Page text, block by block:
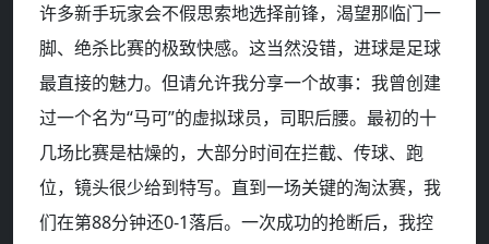
许多新手玩家会不假思索地选择前锋，渴望那临门一
脚、绝杀比赛的极致快感。这当然没错，进球是足球
最直接的魅力。但请允许我分享一个故事：我曾创建
过一个名为“马可”的虚拟球员，司职后腰。最初的十
几场比赛是枯燥的，大部分时间在拦截、传球、跑
位，镜头很少给到特写。直到一场关键的淘汰赛，我
们在第88分钟还0-1落后。一次成功的抢断后，我控